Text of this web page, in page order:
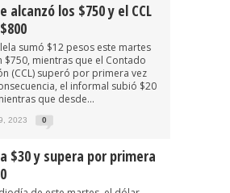
alcanzó los $750 y el CCL
sumó $12 pesos este martes
$750, mientras que el Contado
(CCL) superó por primera vez
el informal subió $20
que desde...
2023 0
$30 y supera por primera